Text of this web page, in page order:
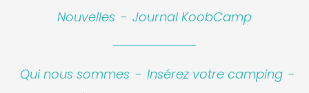
Nouvelles - Journal KoobCamp
Qui nous sommes - Insérez votre camping -